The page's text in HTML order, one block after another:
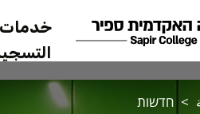
خدمات
חדשות